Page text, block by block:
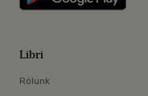
Libri
Rólunk